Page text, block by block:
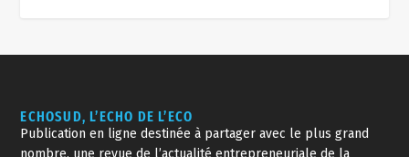
ECHOSUD, L’ECHO DE L’ECO
Publication en ligne destinée à partager avec le plus grand
nombre, une revue de l’actualité entrepreneuriale de la